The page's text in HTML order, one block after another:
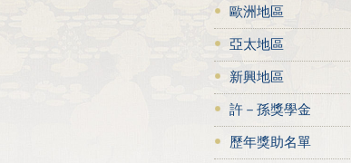
歐洲地區
亞太地區
新興地區
許－孫獎學金
歷年獎助名單